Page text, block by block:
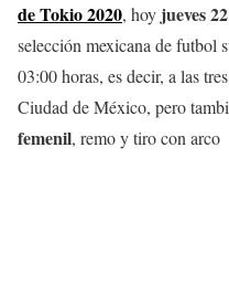
de Tokio 2020, hoy jueves
selección mexicana de futbol
03:00 horas, es decir, a las
Ciudad de México, pero
femenil, remo y tiro con arco